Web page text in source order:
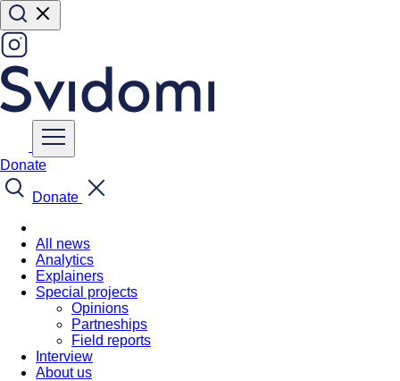
Donate
Donate
All news
Analytics
Explainers
Special projects
Opinions
Partneships
Field reports
Interview
About us